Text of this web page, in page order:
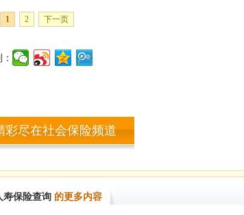
1 2 下一页
彩尽在社会保险频道
寿保险查询 的更多内容